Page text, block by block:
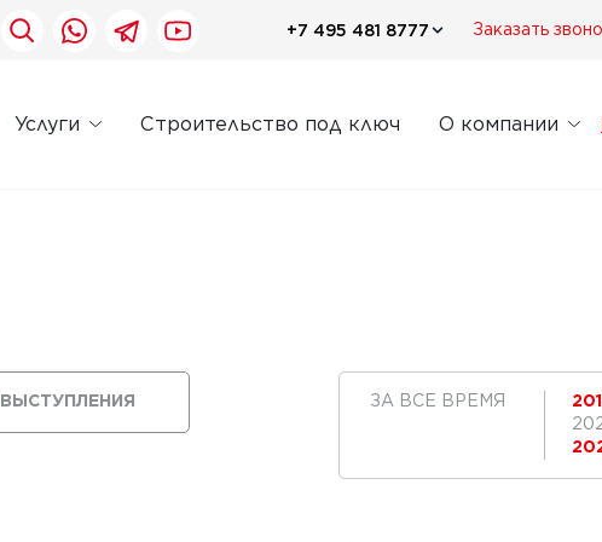
+7 495 481 8777 Заказать
Услуги Строительство под ключ О компании
ВЫСТУПЛЕНИЯ ЗА ВСЕ ВРЕМЯ